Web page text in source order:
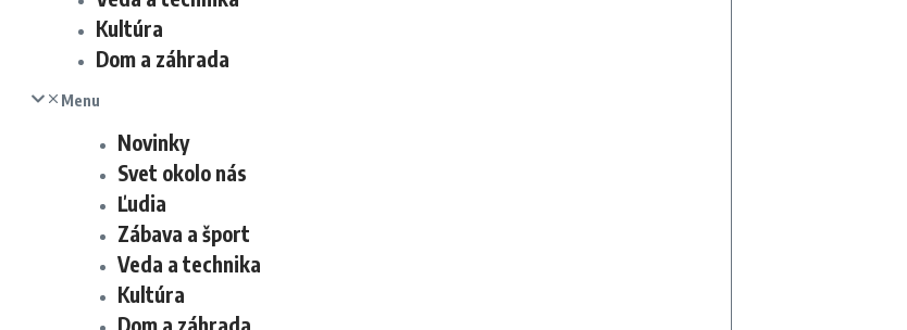
Kultúra
Dom a záhrada
Menu
Novinky
Svet okolo nás
Ľudia
Zábava a šport
Veda a technika
Kultúra
Dom a záhrada